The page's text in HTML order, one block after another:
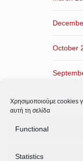
Χρησιμοποιούμε cookies
αυτή τη σελίδα
Functional
Statistics
October
July 2025